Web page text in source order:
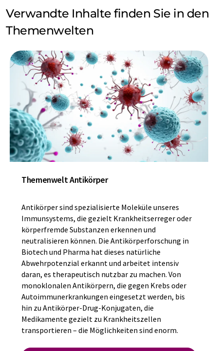
Verwandte Inhalte finden Sie in den
Themenwelten
Themenwelt Antikörper
Antikörper sind spezialisierte Moleküle unseres
Immunsystems, die gezielt Krankheitserreger oder
körperfremde Substanzen erkennen und
neutralisieren können. Die Antikörperforschung in
Biotech und Pharma hat dieses natürliche
Abwehrpotenzial erkannt und arbeitet intensiv
daran, es therapeutisch nutzbar zu machen. Von
monoklonalen Antikörpern, die gegen Krebs oder
Autoimmunerkrankungen eingesetzt werden, bis
hin zu Antikörper-Drug-Konjugaten, die
Medikamente gezielt zu Krankheitszellen
transportieren – die Möglichkeiten sind enorm.